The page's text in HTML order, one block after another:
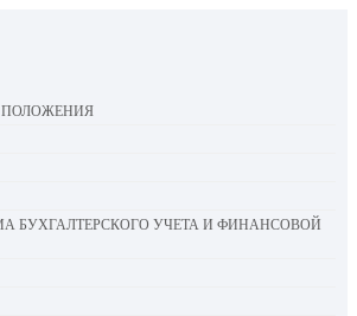
ПОЛОЖЕНИЯ
БУХГАЛТЕРСКОГО УЧЕТА И ФИНАНСОВОЙ